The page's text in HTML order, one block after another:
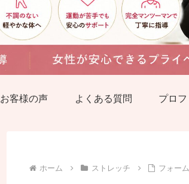
お客様の声 よくある質問 プロ
ホーム ストレッチ フォー